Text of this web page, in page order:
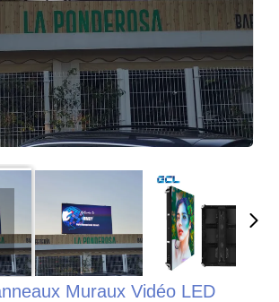
Muraux Vidéo LED